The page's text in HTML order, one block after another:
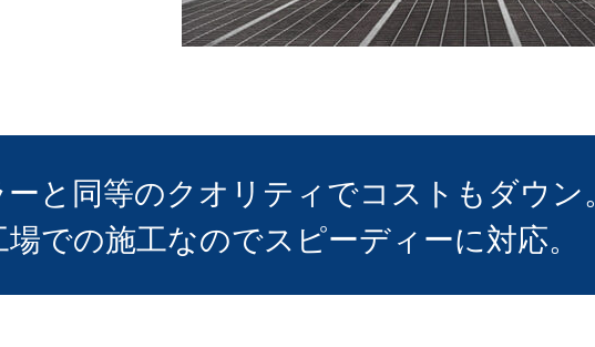
と同等のクオリティでコストもダウン。
場での施工なのでスピーディーに対応。